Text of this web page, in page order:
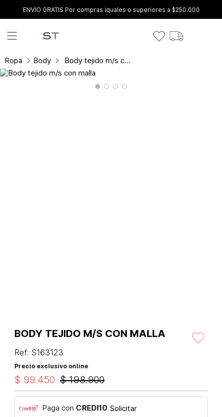
ENVÍO GRATIS Por compras iguales o superiores a $250.000
Ropa Body Body tejido m/s con malla
BODY TEJIDO M/S CON MALLA
Ref: S163123
Precio exclusivo online
$ 198.900
$ 99.450
Paga con CREDI10 Solicitar